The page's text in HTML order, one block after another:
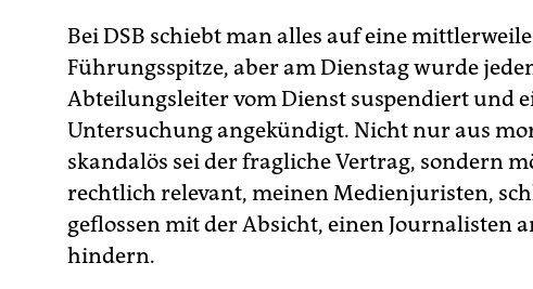
Bei DSB schiebt man alles auf eine
Führungsspitze, aber am Dienstag wurde
Abteilungsleiter vom Dienst suspendiert und
Untersuchung angekündigt. Nicht nur aus
skandalös sei der fragliche Vertrag, sondern
rechtlich relevant, meinen Medienjuristen,
geflossen mit der Absicht, einen Journalisten
hindern.